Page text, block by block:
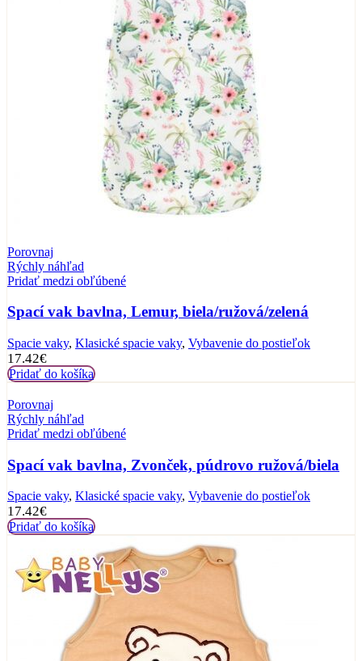
Porovnaj
Rýchly náhľad
Pridať medzi obľúbené
Spací vak bavlna, Lemur, biela/ružová/zelená
Spacie vaky, Klasické spacie vaky, Vybavenie do postieľok
17.42€
Pridať do košíka
Porovnaj
Rýchly náhľad
Pridať medzi obľúbené
Spací vak bavlna, Zvonček, púdrovo ružová/biela
Spacie vaky, Klasické spacie vaky, Vybavenie do postieľok
17.42€
Pridať do košíka